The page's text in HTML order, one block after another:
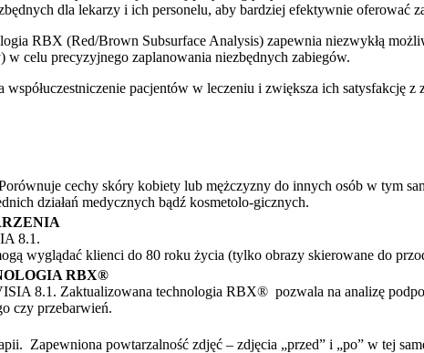
dla lekarzy i ich personelu, aby bardziej efektywnie oferować
RBX (Red/Brown Subsurface Analysis) zapewnia niezwykłą
celu precyzyjnego zaplanowania niezbędnych zabiegów.
pacjentów w leczeniu i zwiększa ich
cechy skóry kobiety lub mężczyzny do innych osób w tym
działań medycznych bądź kosmetolo-gicznych.
8.1.
wyglądać klienci do 80 roku życia (tylko obrazy skierowane do
RBX®
8.1. Zaktualizowana technologia RBX® pozwala na analizę
czy przebarwień.
Zapewniona powtarzalność zdjęć – zdjęcia „przed” i „po” w tej